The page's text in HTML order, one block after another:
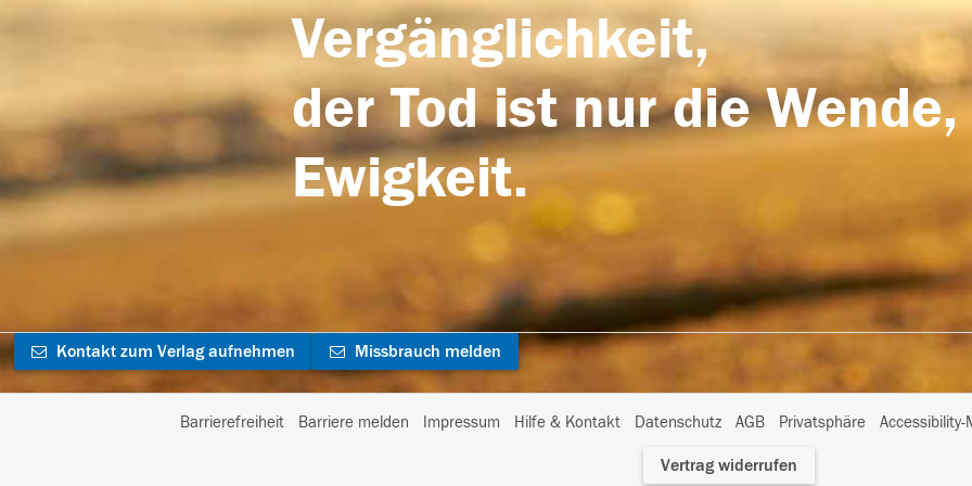
Vergänglichkeit,
der Tod ist nur die
Ewigkeit.
Kontakt zum Verlag aufnehmen Missbrauch melden
Barrierefreiheit Barriere melden Impressum Hilfe & Kontakt Datenschutz AGB Privatsphäre
I
Vertrag widerrufen